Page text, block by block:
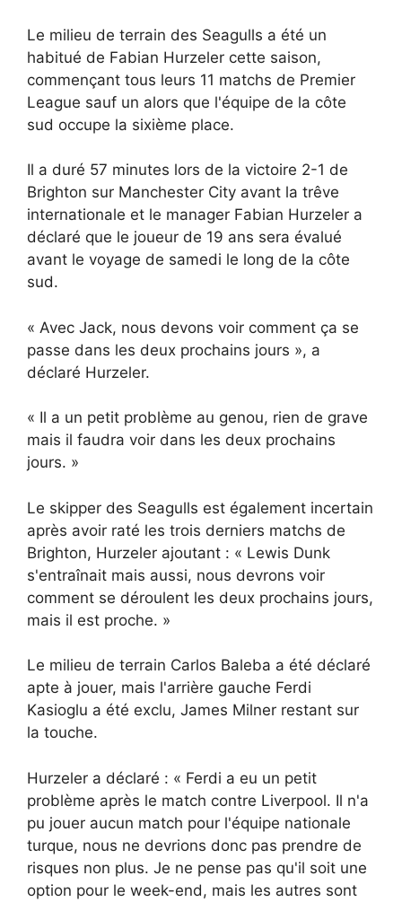
Le milieu de terrain des Seagulls a été un
habitué de Fabian Hurzeler cette saison,
commençant tous leurs 11 matchs de Premier
League sauf un alors que l'équipe de la côte
sud occupe la sixième place.
Il a duré 57 minutes lors de la victoire 2-1 de
Brighton sur Manchester City avant la trêve
internationale et le manager Fabian Hurzeler a
déclaré que le joueur de 19 ans sera évalué
avant le voyage de samedi le long de la côte
sud.
« Avec Jack, nous devons voir comment ça se
passe dans les deux prochains jours », a
déclaré Hurzeler.
« Il a un petit problème au genou, rien de grave
mais il faudra voir dans les deux prochains
jours. »
Le skipper des Seagulls est également incertain
après avoir raté les trois derniers matchs de
Brighton, Hurzeler ajoutant : « Lewis Dunk
s'entraînait mais aussi, nous devrons voir
comment se déroulent les deux prochains jours,
mais il est proche. »
Le milieu de terrain Carlos Baleba a été déclaré
apte à jouer, mais l'arrière gauche Ferdi
Kasioglu a été exclu, James Milner restant sur
la touche.
Hurzeler a déclaré : « Ferdi a eu un petit
problème après le match contre Liverpool. Il n'a
pu jouer aucun match pour l'équipe nationale
turque, nous ne devrions donc pas prendre de
risques non plus. Je ne pense pas qu'il soit une
option pour le week-end, mais les autres sont